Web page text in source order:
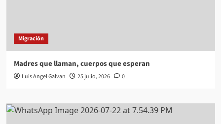
Migración
Madres que llaman, cuerpos que esperan
Luis Angel Galvan 25 julio, 2026 0